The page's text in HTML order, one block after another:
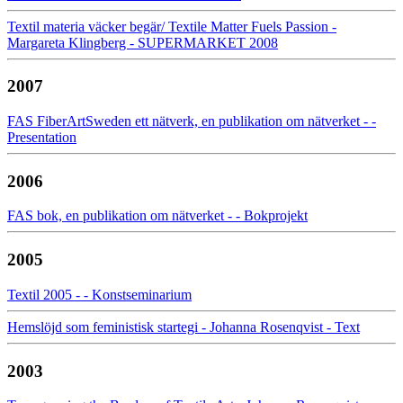
Textil materia väcker begär/ Textile Matter Fuels Passion -
Margareta Klingberg - SUPERMARKET 2008
2007
FAS FiberArtSweden ett nätverk, en publikation om nätverket - -
Presentation
2006
FAS bok, en publikation om nätverket - - Bokprojekt
2005
Textil 2005 - - Konstseminarium
Hemslöjd som feministisk startegi - Johanna Rosenqvist - Text
2003